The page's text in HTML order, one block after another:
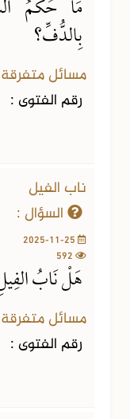
مَا حُكْمُ
بِالدُّفِّ؟
مسائل
رقم الفتوى :
ناب الفيل
السؤال :
هَلْ نَابُ
مسائل
رقم الفتوى :